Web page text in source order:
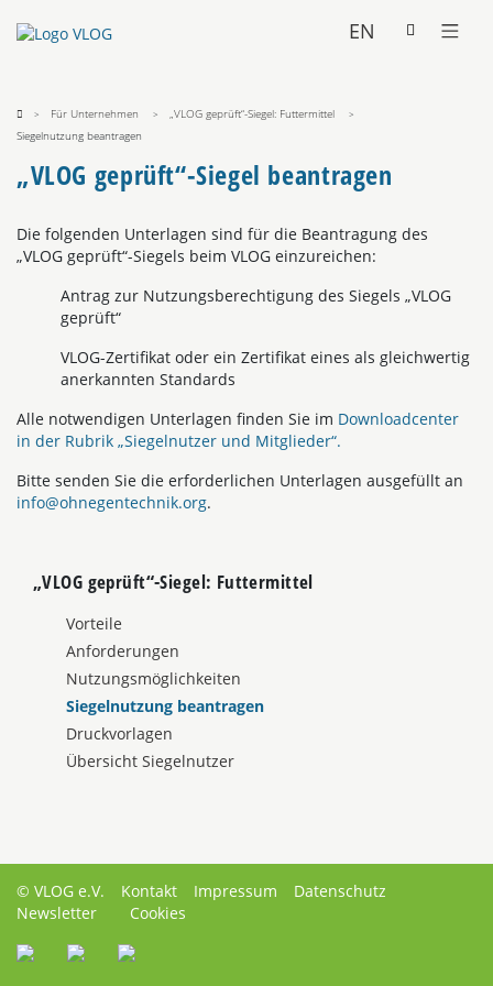
EN
Für Unternehmen
„VLOG geprüft“-Siegel: Futtermittel
Siegelnutzung beantragen
„VLOG geprüft“-Siegel beantragen
Die folgenden Unterlagen sind für die Beantragung des
„VLOG geprüft“-Siegels beim VLOG einzureichen:
Antrag zur Nutzungsberechtigung des Siegels „VLOG
geprüft“
VLOG-Zertifikat oder ein Zertifikat eines als gleichwertig
anerkannten Standards
Alle notwendigen Unterlagen finden Sie im Downloadcenter
in der Rubrik „Siegelnutzer und Mitglieder“.
Bitte senden Sie die erforderlichen Unterlagen ausgefüllt an
info@ohnegentechnik.org.
„VLOG geprüft“-Siegel: Futtermittel
Vorteile
Anforderungen
Nutzungsmöglichkeiten
Siegelnutzung beantragen
Druckvorlagen
Übersicht Siegelnutzer
© VLOG e.V. Kontakt Impressum
Datenschutz
Newsletter
Cookies